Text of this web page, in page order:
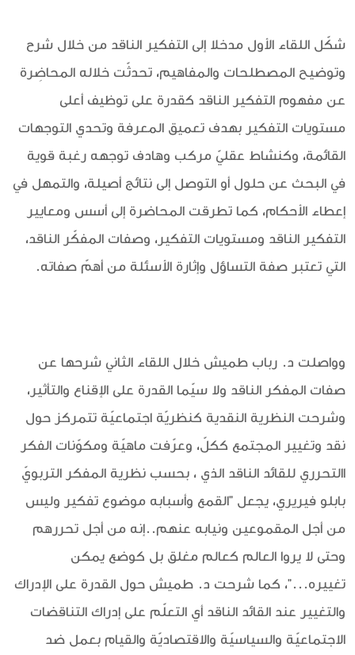
شكّل اللقاء الأول مدخلا إلى التفكير الناقد من خلال شرح
وتوضيح المصطلحات والمفاهيم، تحدثّت خلاله المحاضِرة
عن مفهوم التفكير الناقد كقدرة على توظيف أعلى
مستويات التفكير بهدف تعميق المعرفة وتحدي التوجهات
القائمة، وكنشاط عقليّ مركب وهادف توجهه رغبة قوية
في البحث عن حلول أو التوصل إلى نتائج أصيلة، والتمهل في
إعطاء الأحكام، كما تطرقت المحاضرة إلى أسس ومعايير
التفكير الناقد ومستويات التفكير، وصفات المفكّر الناقد،
التي تعتبر صفة التساؤل وإثارة الأسئلة من أهمّ صفاته.
وواصلت د. رباب طميش خلال اللقاء الثاني شرحها عن
صفات المفكر الناقد ولا سيّما القدرة على الإقناع والتأثير،
وشرحت النظرية النقدية كنظريّة اجتماعيّة تتمركز حول
نقد وتغيير المجتمع ككلّ، وعرّفت ماهيّة ومكوّنات الفكر
االتحرري للقائد الناقد الذي ، بحسب نظرية المفكر التربويّ
بابلو فيريري، يجعل "القمع وأسبابه موضوع تفكير وليس
من أجل المقموعين ونيابه عنهم..إنه من أجل تحررهم
وحتى لا يروا العالم كعالم مغلق بل كوضع يمكن
تغييره..."، كما شرحت د. طميش حول القدرة على الإدراك
والتغيير عند القائد الناقد أي التعلّم على إدراك التناقضات
الاجتماعيّة والسياسيّة والاقتصاديّة والقيام بعمل ضد